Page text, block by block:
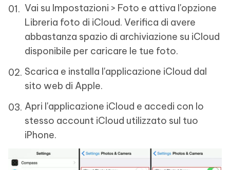
Vai su Impostazioni > Foto e attiva l'opzione
Libreria foto di iCloud. Verifica di avere
abbastanza spazio di archiviazione su iCloud
disponibile per caricare le tue foto.
Scarica e installa l'applicazione iCloud dal
sito web di Apple.
Apri l'applicazione iCloud e accedi con lo
stesso account iCloud utilizzato sul tuo
iPhone.